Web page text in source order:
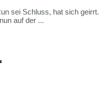
sei Schluss, hat sich geirrt.
auf der ...